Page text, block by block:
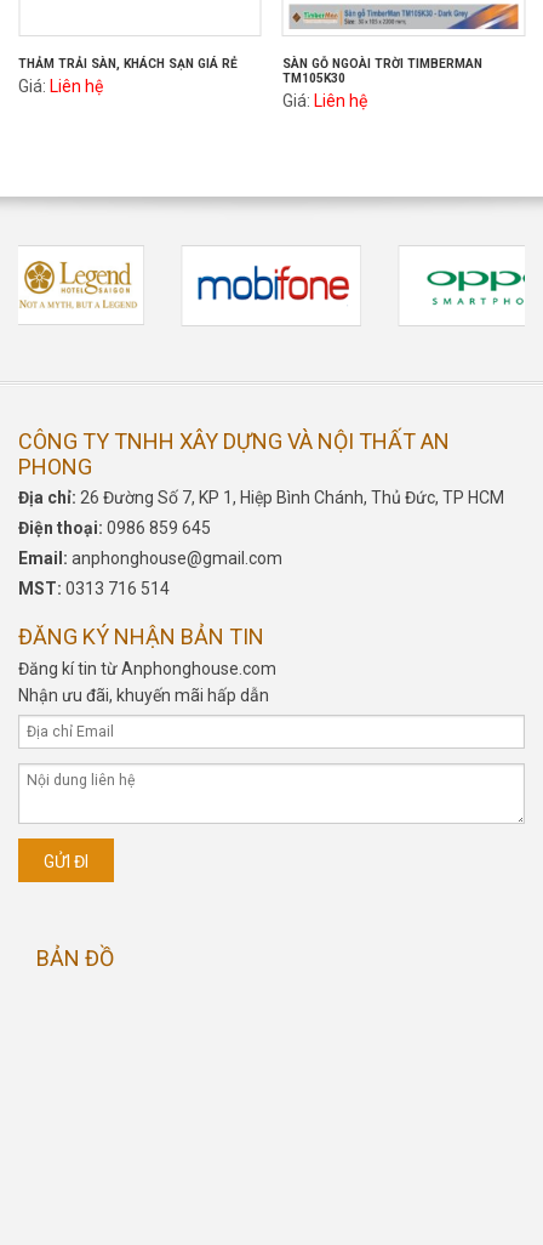
THẢM TRẢI SÀN, KHÁCH SẠN GIÁ RẺ
Giá: Liên hệ
SÀN GỖ NGOÀI TRỜI TIMBERMAN
TM105K30
Giá: Liên hệ
CÔNG TY TNHH XÂY DỰNG VÀ NỘI THẤT AN
PHONG
Địa chỉ: 26 Đường Số 7, KP 1, Hiệp Bình Chánh, Thủ Đức, TP HCM
Điện thoại: 0986 859 645
Email: anphonghouse@gmail.com
MST: 0313 716 514
ĐĂNG KÝ NHẬN BẢN TIN
Đăng kí tin từ Anphonghouse.com
Nhận ưu đãi, khuyến mãi hấp dẫn
BẢN ĐỒ